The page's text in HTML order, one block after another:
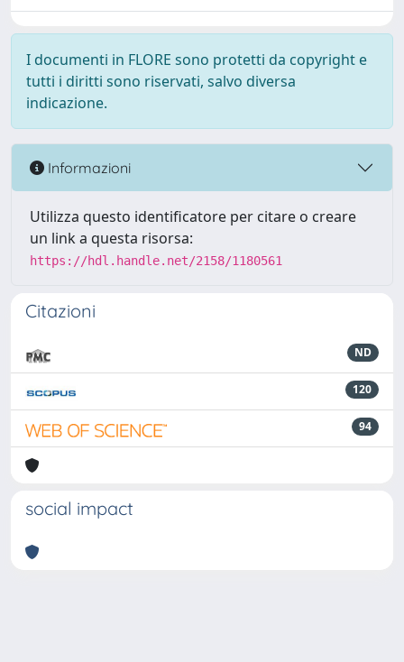
I documenti in FLORE sono protetti da copyright e
tutti i diritti sono riservati, salvo diversa
indicazione.
Informazioni
Utilizza questo identificatore per citare o creare
un link a questa risorsa:
https://hdl.handle.net/2158/1180561
Citazioni
ND
120
94
social impact